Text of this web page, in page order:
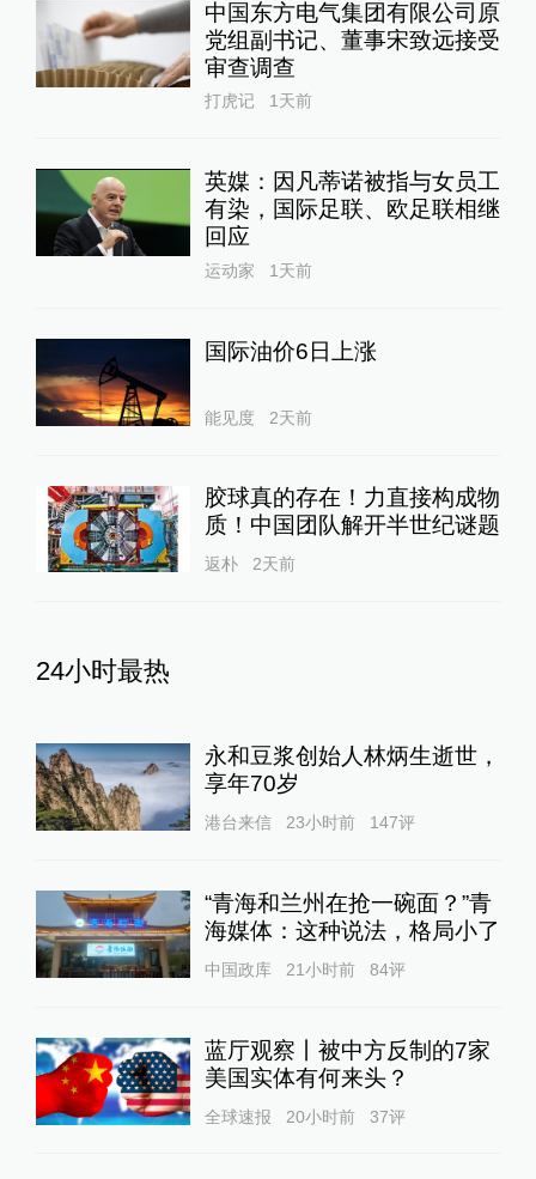
中国东方电气集团有限公司原
党组副书记、董事宋致远接受
审查调查
打虎记 1天前
英媒：因凡蒂诺被指与女员工
有染，国际足联、欧足联相继
回应
运动家 1天前
国际油价6日上涨
能见度 2天前
胶球真的存在！力直接构成物
质！中国团队解开半世纪谜题
返朴 2天前
24小时最热
永和豆浆创始人林炳生逝世，
享年70岁
港台来信 23小时前 147评
“青海和兰州在抢一碗面？”青
海媒体：这种说法，格局小了
中国政库 21小时前 84评
蓝厅观察丨被中方反制的7家
美国实体有何来头？
全球速报 20小时前 37评